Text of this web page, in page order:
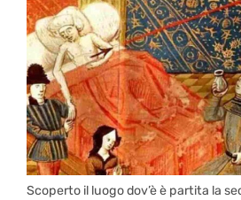
Scoperto il luogo dov’è è partita la